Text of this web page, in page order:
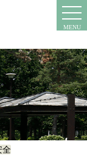
MENU
全